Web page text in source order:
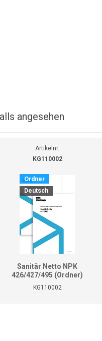
angesehen
Artikelnr.
KG110002
Ordner
Deutsch
Sanitär Netto NPK
426/427/495 (Ordner)
KG110002